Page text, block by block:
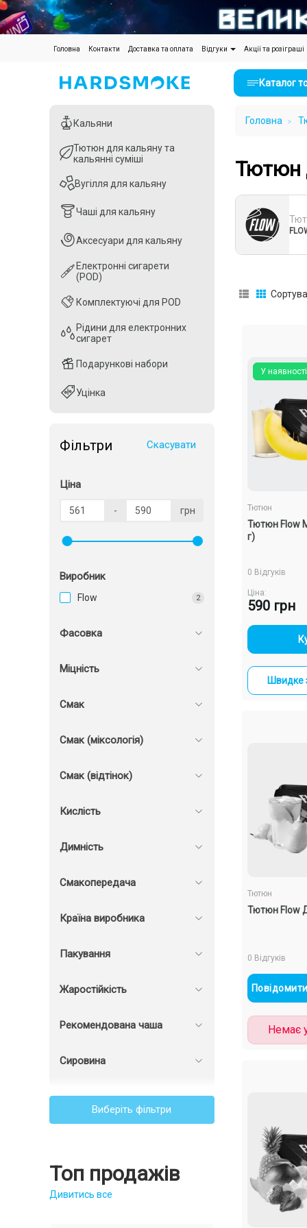
Головна (current)
Контакти Доставка та оплата Відгуки Акції та розіграші
Каталог
Кальяни
Тютюн для кальяну та
кальянні суміші
Вугілля для кальяну
Чаші для кальяну
Аксесуари для кальяну
Електронні сигарети
(POD)
Комплектуючі для POD
Рідини для електронних
сигарет
Подарункові набори
Уцінка
Кальяни
Тютюн для кальяну та
кальянні суміші
Вугілля для кальяну
Чаші для кальяну
Аксесуари для кальяну
Електронні сигарети
(POD)
Комплектуючі для POD
Рідини для електронних
сигарет
Подарункові набори
Уцінка
Фільтри Скасувати
Ціна
- грн
Виробник
Flow 2
Фасовка
Міцність
Смак
Смак (міксологія)
Смак (відтінок)
Кислість
Димність
Смакопередача
Країна виробника
Пакування
Жаростійкість
Рекомендована чаша
Сировина
Виберіть фільтри
Топ продажів
Дивитись все
Головна
Тютюн
У наявності
Тютюн
Тютюн Flow
г)
0 Відгуків
Ціна:
590 грн
-
Швидке
Тютюн
Тютюн Flow
0 Відгуків
Немає